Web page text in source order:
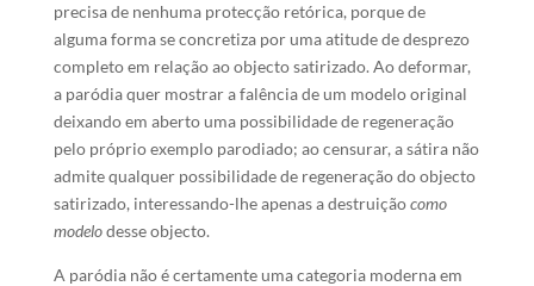
precisa de nenhuma protecção retórica, porque de
alguma forma se concretiza por uma atitude de desprezo
completo em relação ao objecto satirizado. Ao deformar,
a paródia quer mostrar a falência de um modelo original
deixando em aberto uma possibilidade de regeneração
pelo próprio exemplo parodiado; ao censurar, a sátira não
admite qualquer possibilidade de regeneração do objecto
satirizado, interessando-lhe apenas a destruiçãocomo
modelodesse objecto.
A paródia não é certamente uma categoria moderna em